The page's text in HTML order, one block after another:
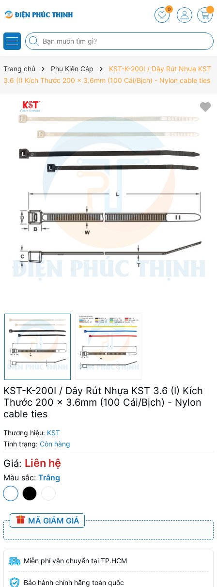
0
Trang chủ Phụ Kiện Cáp
KST-K-200I / Dây Rút Nhựa KST
3.6 (I) Kích Thước 200 x 3.6mm (100 Cái/Bịch) - Nylon cable ties
KST-K-200I / Dây Rút Nhựa KST 3.6 (I) Kích
Thước 200 x 3.6mm (100 Cái/Bịch) - Nylon
cable ties
Thương hiệu: KST
Tình trạng: Còn hàng
Giá: Liên hệ
Màu sắc: Trắng
MÃ GIẢM GIÁ
Miễn phí vận chuyển tại TP.HCM
Bảo hành chính hãng toàn quốc